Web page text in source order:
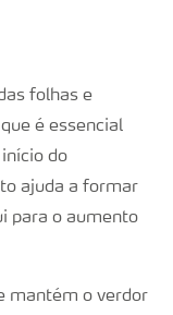
folhas e
é essencial
do
ajuda a formar
para o aumento
mantém o verdor